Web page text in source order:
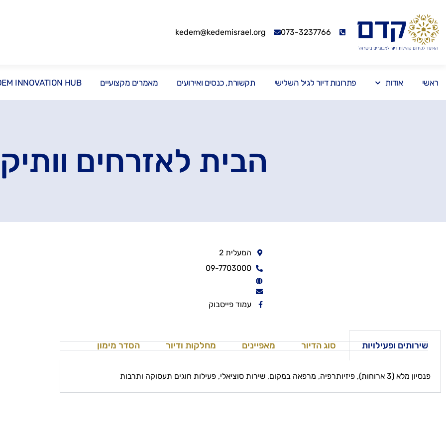
073-3237766
kedem@kedemisrael.org
ראשי אודות פתרונות דיור לגיל השלישי תקשורת, כנסים ואירועים מאמרים מקצועיים INNOVATION HUB
הבית לאזרחים
המעלית 2
09-7703000
עמוד פייסבוק
שירותים ופעילויות סוג הדיור מאפיינים מחלקות ודיור הסדר מימון
פנסיון מלא (3 ארוחות), פיזיותרפיה, מרפאה במקום, שירות סוציאלי, פעילות חוגים תעסוקה ותרבות